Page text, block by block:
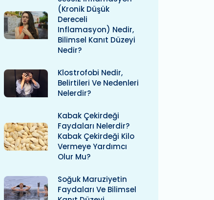
(kronik Düşük
Dereceli
Inflamasyon) Nedir,
Bilimsel Kanıt Düzeyi
Nedir?
Klostrofobi Nedir,
Belirtileri Ve Nedenleri
Nelerdir?
Kabak Çekirdeği
Faydaları Nelerdir?
Kabak Çekirdeği Kilo
Vermeye Yardımcı
Olur Mu?
Soğuk Maruziyetin
Faydaları Ve Bilimsel